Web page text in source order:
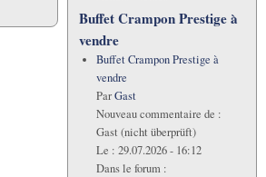
Buffet Crampon Prestige à
vendre
Buffet Crampon Prestige à
vendre
ParGast
Nouveau commentaire de :
Gast (nicht überprüft)
Le : 29.07.2026 - 16:12
Dans le forum :